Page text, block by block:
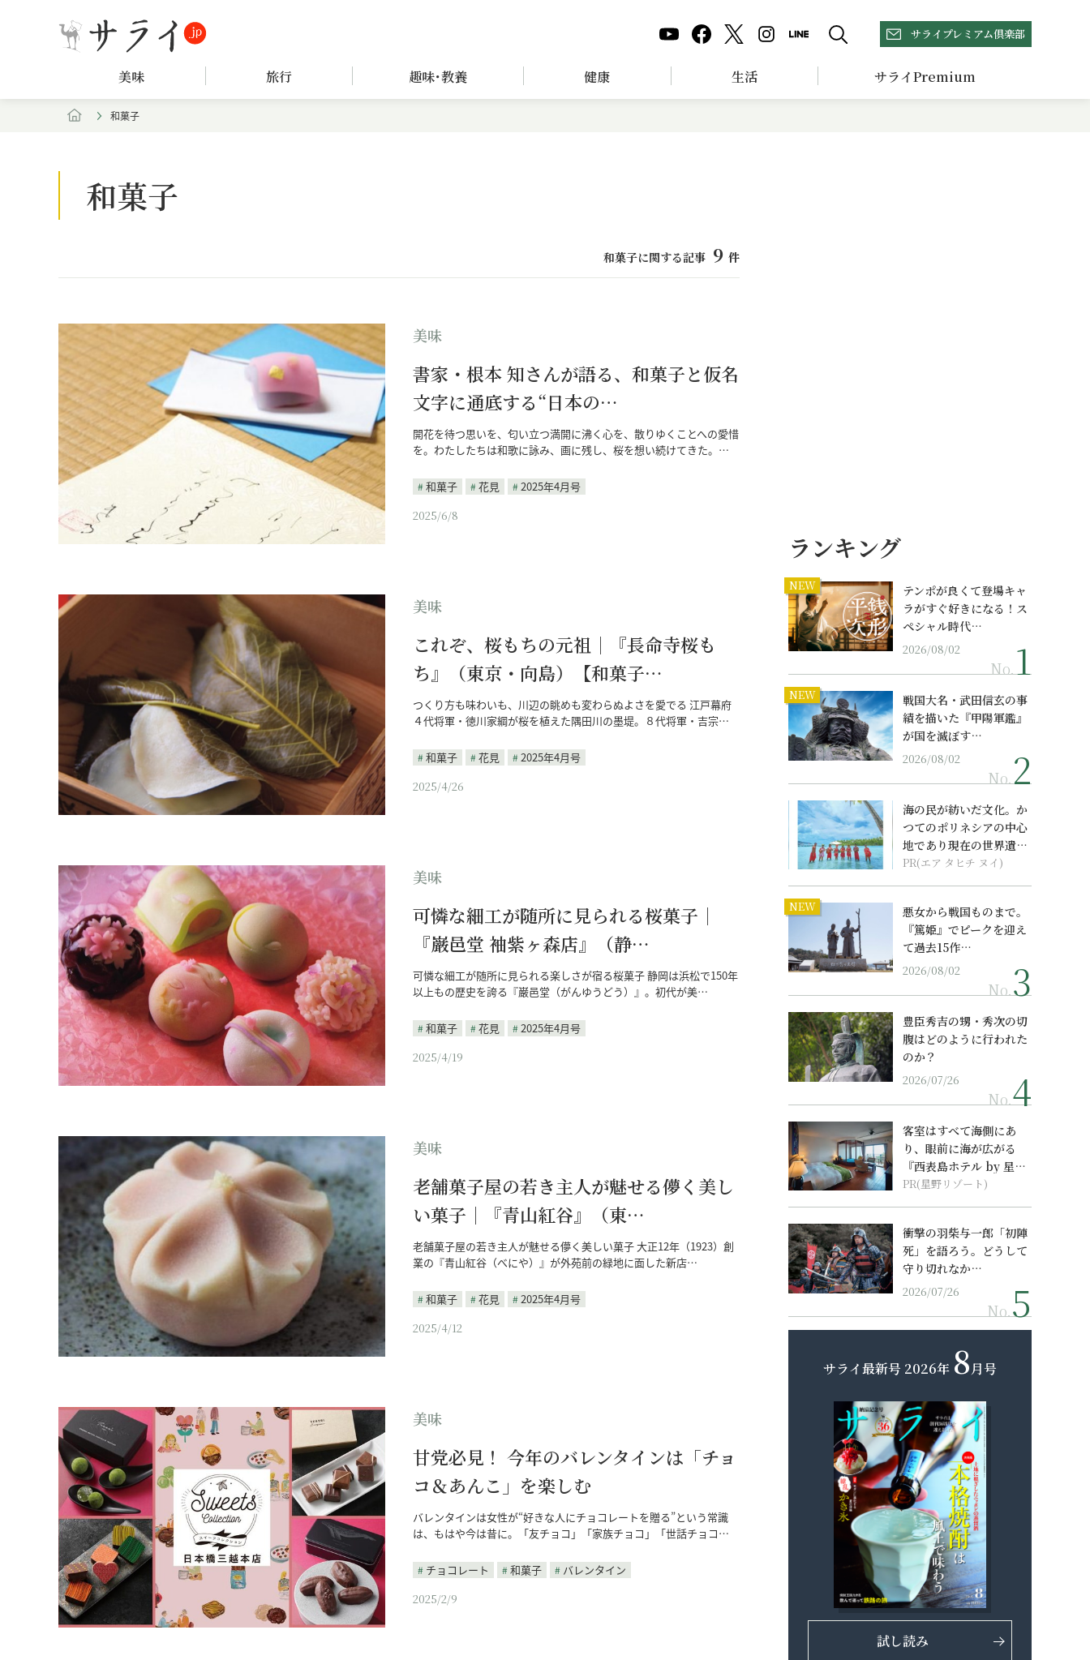
サライプレミアム倶楽部
美味 旅行 趣味･教養 健康 生活 サライPremium
和菓子
和菓子
和菓子に関する記事 9 件
美味
書家・根本 知さんが語る、和菓子と仮名
文字に通底する“日本の…
開花を待つ思いを、匂い立つ満開に沸く心を、散りゆくことへの愛惜
を。わたしたちは和歌に詠み、画に残し、桜を想い続けてきた。…
和菓子 花見
2025年4月号
2025/6/8
美味
これぞ、桜もちの元祖｜『長命寺桜も
ち』（東京・向島）【和菓子…
つくり方も味わいも、川辺の眺めも変わらぬよさを愛でる 江戸幕府
４代将軍・徳川家綱が桜を植えた隅田川の墨堤。８代将軍・吉宗…
和菓子 花見
2025年4月号
2025/4/26
美味
可憐な細工が随所に見られる桜菓子｜
『巌邑堂 袖紫ヶ森店』（静…
可憐な細工が随所に見られる楽しさが宿る桜菓子 静岡は浜松で150年
以上もの歴史を誇る『巌邑堂（がんゆうどう）』。初代が美…
和菓子 花見
2025年4月号
2025/4/19
美味
老舗菓子屋の若き主人が魅せる儚く美し
い菓子｜『青山紅谷』（東…
老舗菓子屋の若き主人が魅せる儚く美しい菓子 大正12年（1923）創
業の『青山紅谷（べにや）』が外苑前の緑地に面した新店…
和菓子 花見
2025年4月号
2025/4/12
美味
甘党必見！ 今年のバレンタインは「チョ
コ＆あんこ」を楽しむ
バレンタインは女性が“好きな人にチョコレートを贈る”という常識
は、もはや今は昔に。「友チョコ」「家族チョコ」「世話チョコ…
チョコレート 和菓子
バレンタイン
2025/2/9
ランキング
NEW
テンポが良くて登場キャ
ラがすぐ好きになる！ス
ペシャル時代…
2026/08/02
No.
NEW
戦国大名・武田信玄の事
績を描いた『甲陽軍鑑』
が国を滅ぼす…
2026/08/02
No.
海の民が紡いだ文化。か
つてのポリネシアの中心
地であり現在の世界遺産
からみえてくる...
PR(エア タヒチ ヌイ)
NEW
悪女から戦国ものまで。
『篤姫』でピークを迎え
て過去15作…
2026/08/02
No.
豊臣秀吉の甥・秀次の切
腹はどのように行われた
のか？
2026/07/26
No.
客室はすべて海側にあ
り、眼前に海が広がる
『西表島ホテル by 星野
リゾート』
PR(星野リゾート)
衝撃の羽柴与一郎「初陣
死」を語ろう。どうして
守り切れなか…
2026/07/26
No.
サライ最新号 2026年 8月号
試し読み